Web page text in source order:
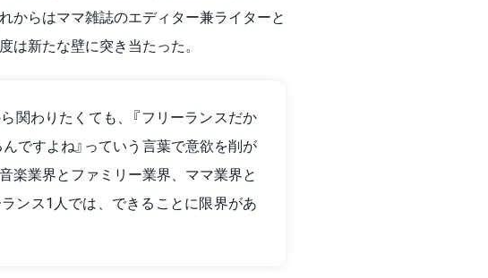
からはママ雑誌のエディター兼ライターと
は新たな壁に突き当たった。
関わりたくても、『フリーランスだか
ですよね』っていう言葉で意欲を削が
楽業界とファミリー業界、ママ業界と
ンス1人では、できることに限界があ